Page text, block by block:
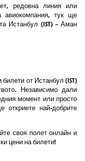
редовна линия или
авиокомпания, тук ще
Истанбул (IST) – Аман
от Истанбул (IST)
Независимо дали
момент или просто
откриете най-добрите
своя полет онлайн и
цени на билети!